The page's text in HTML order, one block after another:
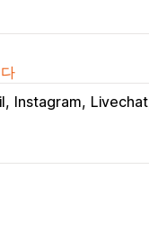
Instagram Livechat